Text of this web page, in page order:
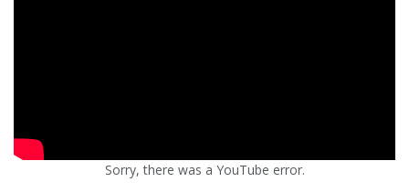
Sorry, there was a YouTube error.